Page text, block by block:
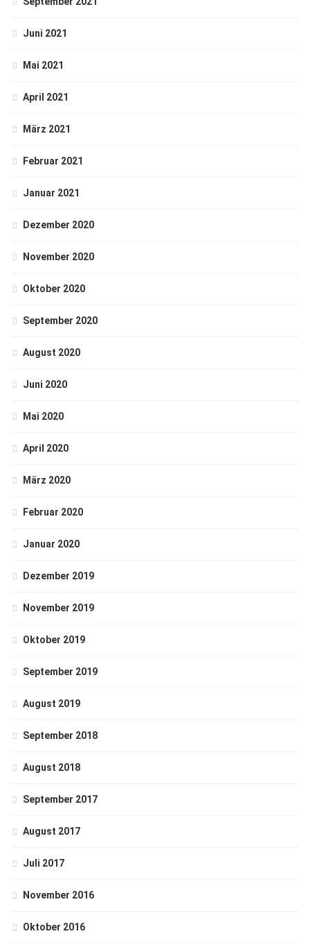
Juni 2021
Mai 2021
April 2021
März 2021
Februar 2021
Januar 2021
Dezember 2020
November 2020
Oktober 2020
September 2020
August 2020
Juni 2020
Mai 2020
April 2020
März 2020
Februar 2020
Januar 2020
Dezember 2019
November 2019
Oktober 2019
September 2019
August 2019
September 2018
August 2018
September 2017
August 2017
Juli 2017
November 2016
Oktober 2016